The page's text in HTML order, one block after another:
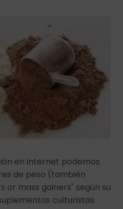
en internet podemos
de peso (también
or mass gainers" según su
culturistas